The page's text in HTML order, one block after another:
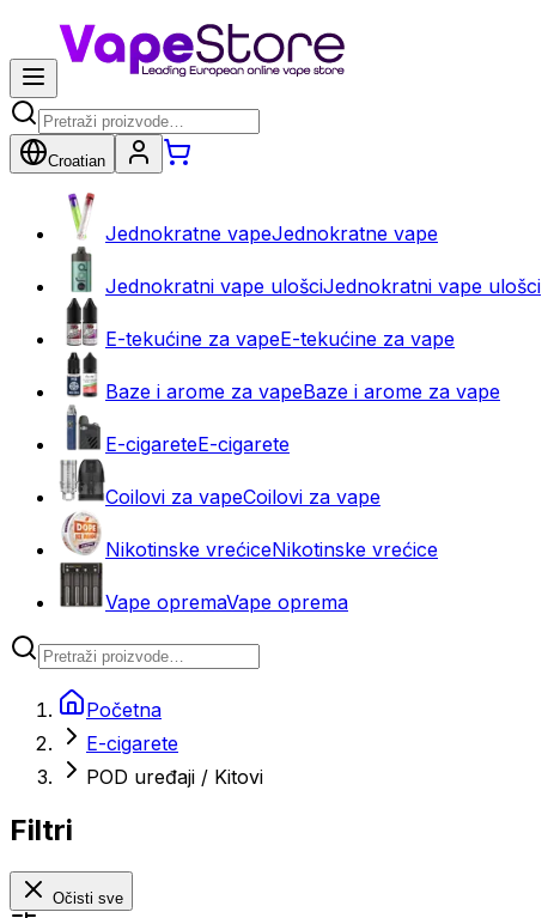
Croatian
Jednokratne vapeJednokratne vape
Jednokratni vape ulošciJednokratni vape ulošci
E-tekućine za vapeE-tekućine za vape
Baze i arome za vapeBaze i arome za vape
E-cigareteE-cigarete
Coilovi za vapeCoilovi za vape
Nikotinske vrećiceNikotinske vrećice
Vape opremaVape oprema
Početna
E-cigarete
POD uređaji / Kitovi
Filtri
Očisti sve